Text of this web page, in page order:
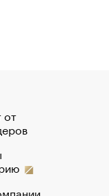
от